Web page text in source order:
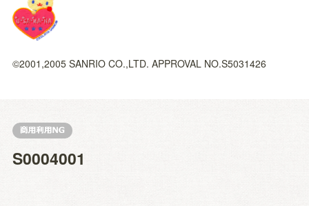
©2001,2005 SANRIO CO.,LTD. APPROVAL NO.S5031426
S0004001